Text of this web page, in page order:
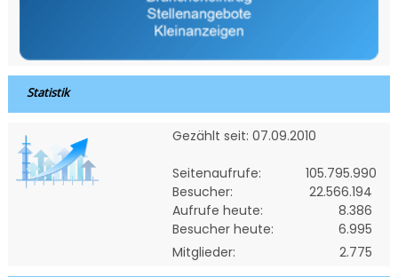
Statistik
Gezählt seit: 07.09.2010
Seitenaufrufe:
105.795.990
Besucher:
22.566.194
Aufrufe heute:
8.386
Besucher heute:
6.995
Mitglieder:
2.775